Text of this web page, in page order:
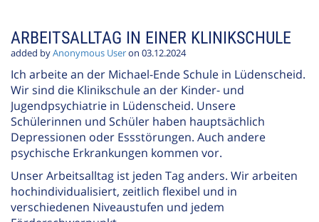
ARBEITSALLTAG IN EINER KLINIKSCHULE
added byAnonymous Useron 03.12.2024
Ich arbeite an der Michael-Ende Schule in Lüdenscheid.
Wir sind die Klinikschule an der Kinder- und
Jugendpsychiatrie in Lüdenscheid. Unsere
Schülerinnen und Schüler haben hauptsächlich
Depressionen oder Essstörungen. Auch andere
psychische Erkrankungen kommen vor.
Unser Arbeitsalltag ist jeden Tag anders. Wir arbeiten
hochindividualisiert, zeitlich flexibel und in
verschiedenen Niveaustufen und jedem